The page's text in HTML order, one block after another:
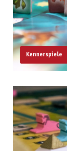
Kennerspiele